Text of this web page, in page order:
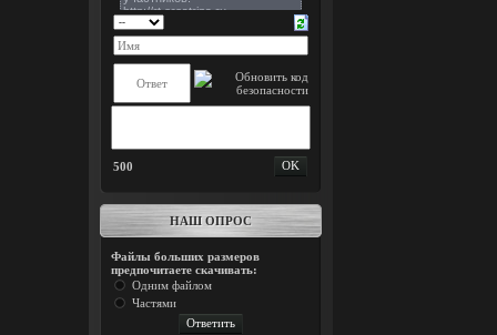
500
НАШ ОПРОС
Файлы больших размеров
предпочитаете скачивать:
Одним файлом
Частями